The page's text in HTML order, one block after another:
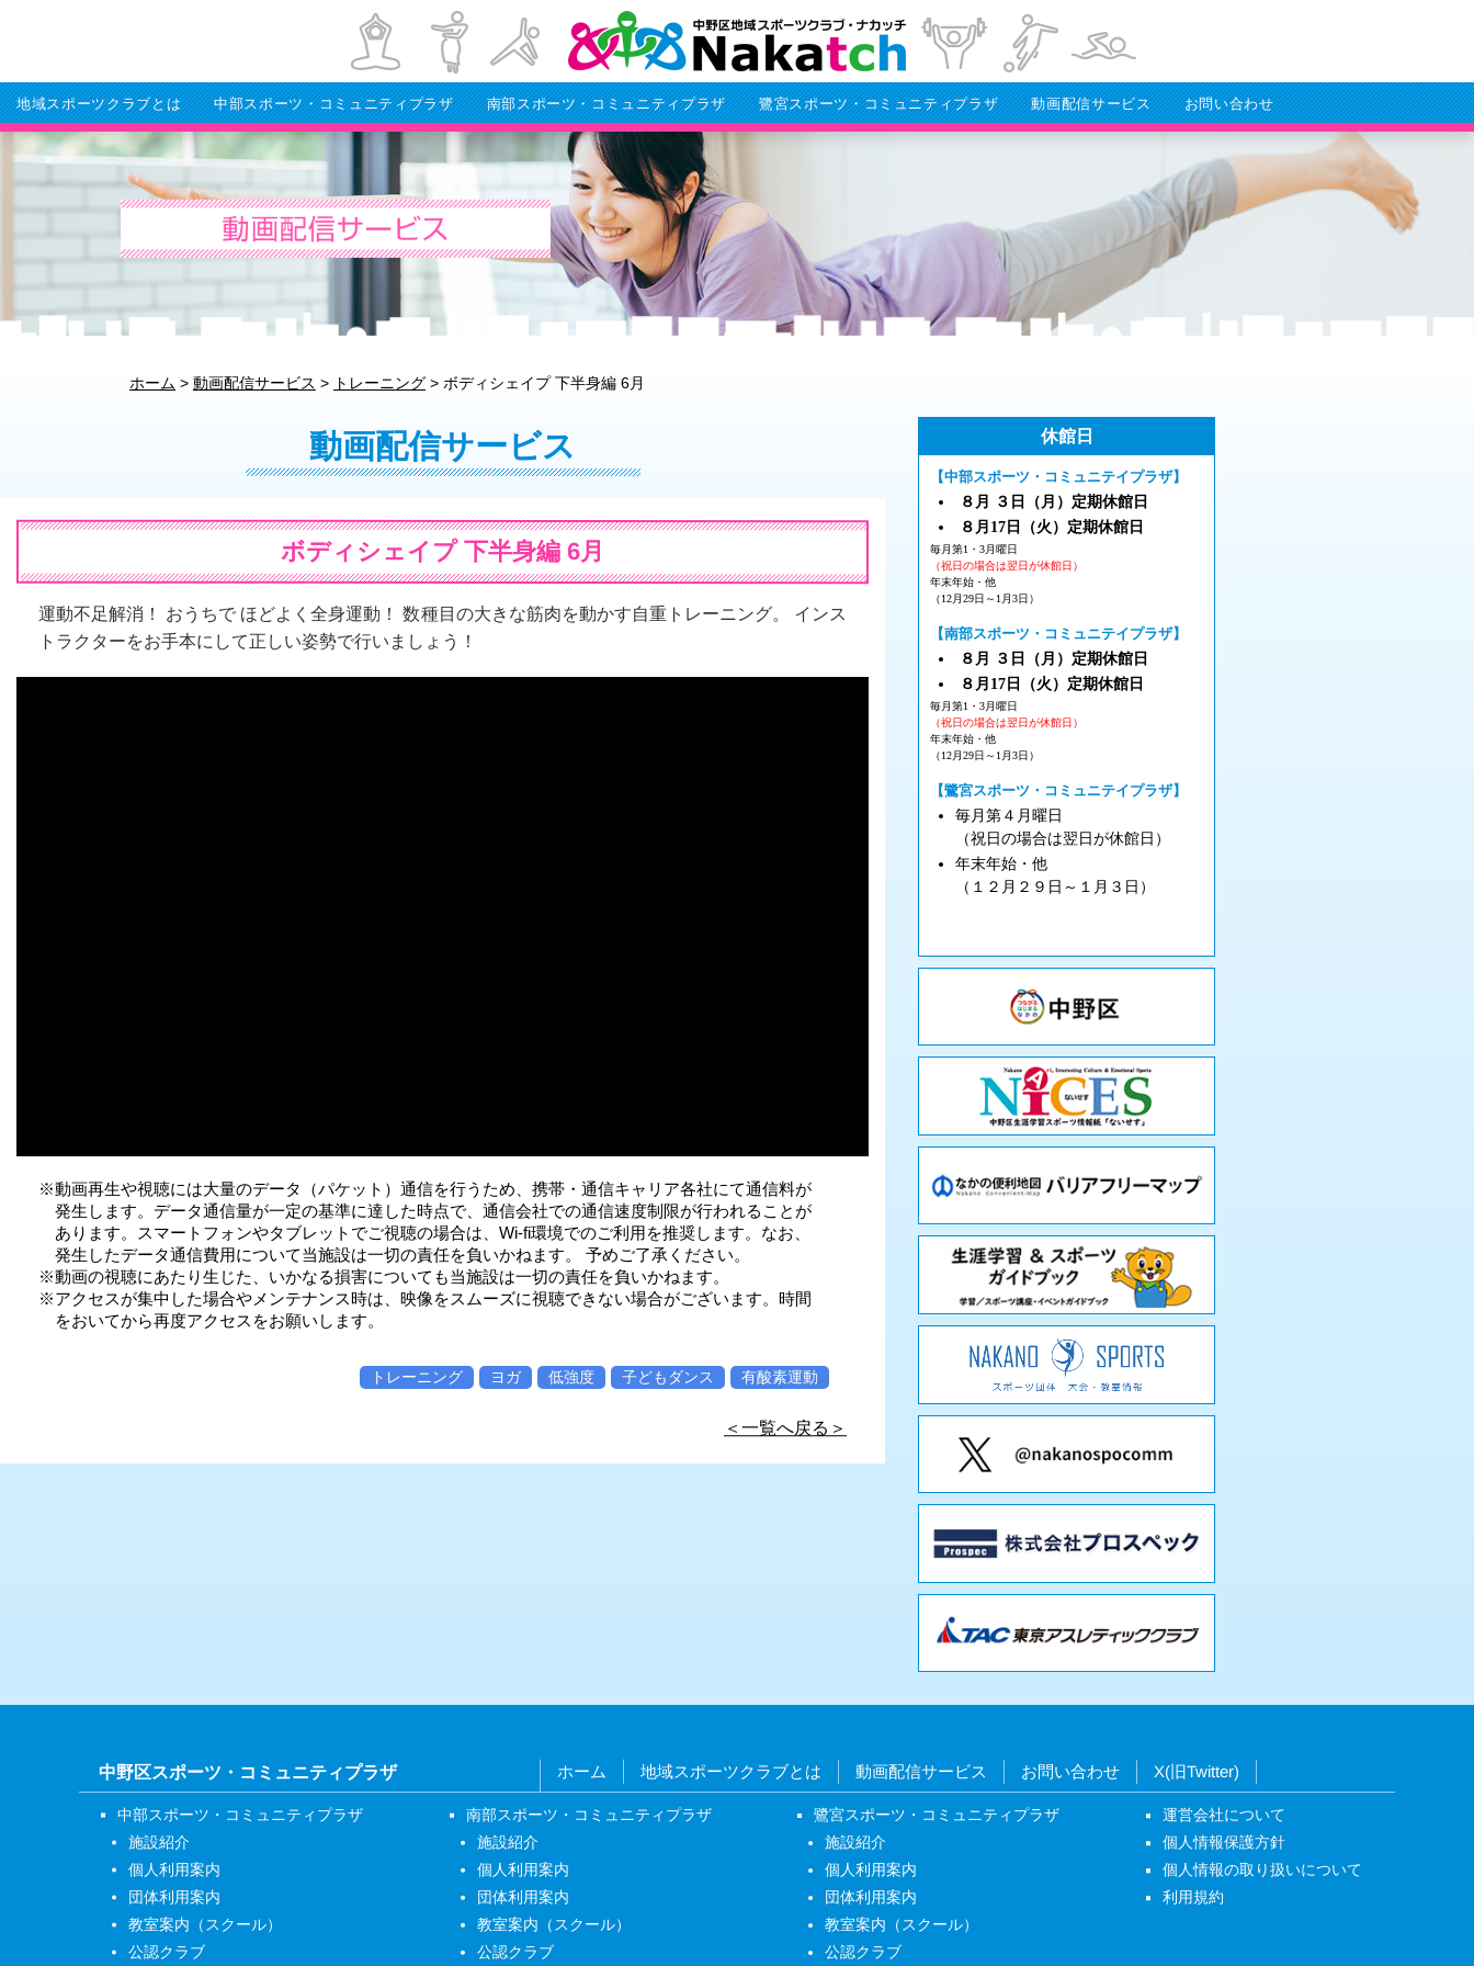
地域スポーツクラブとは 中部スポーツ・コミュニティプラザ 南部スポーツ・コミュニティプラザ 鷺宮スポーツ・コミュニティプラザ 動画配信サービス お問い合わせ
ホーム > 動画配信サービス > トレーニング > ボディシェイプ 下半身編 6月
動画配信サービス
ボディシェイプ 下半身編 6月
運動不足解消！ おうちで ほどよく全身運動！ 数種目の大きな筋肉を動かす自重トレーニング。 インス
トラクターをお手本にして正しい姿勢で行いましょう！
※動画再生や視聴には大量のデータ（パケット）通信を行うため、携帯・通信キャリア各社にて通信料が
発生します。データ通信量が一定の基準に達した時点で、通信会社での通信速度制限が行われることが
あります。スマートフォンやタブレットでご視聴の場合は、Wi-fi環境でのご利用を推奨します。なお、
発生したデータ通信費用について当施設は一切の責任を負いかねます。 予めご了承ください。
※動画の視聴にあたり生じた、いかなる損害についても当施設は一切の責任を負いかねます。
※アクセスが集中した場合やメンテナンス時は、映像をスムーズに視聴できない場合がございます。時間
をおいてから再度アクセスをお願いします。
トレーニング ヨガ 低強度 子どもダンス 有酸素運動
＜一覧へ戻る＞
休館日
【中部スポーツ・コミュニテイプラザ】
８月 ３ 日（月 ） 定期休館日
８月17日（火 ）定期休館日
毎月第1・3月曜日
（祝日の場合は翌日が休館日）
年末年始・他
（12月29日～1月3日）
【南部スポーツ・コミュニテイプラザ】
８月 ３ 日（月 ） 定期休館日
８月17日（火 ）定期休館日
毎月第1・3月曜日
（祝日の場合は翌日が休館日）
年末年始・他
（12月29日～1月3日）
【鷺宮スポーツ・コミュニテイプラザ】
毎月第４月曜日
（祝日の場合は翌日が休館日）
年末年始・他
（１２月２９日～１月３日）
中野区スポーツ・コミュニティプラザ ホーム 地域スポーツクラブとは 動画配信サービス お問い合わせ X(旧Twitter)
中部スポーツ・コミュニティプラザ
施設紹介
個人利用案内
団体利用案内
教室案内（スクール）
公認クラブ
南部スポーツ・コミュニティプラザ
施設紹介
個人利用案内
団体利用案内
教室案内（スクール）
公認クラブ
鷺宮スポーツ・コミュニティプラザ
施設紹介
個人利用案内
団体利用案内
教室案内（スクール）
公認クラブ
運営会社について
個人情報保護方針
個人情報の取り扱いについて
利用規約